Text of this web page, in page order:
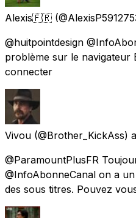
Alexis🇫🇷
@huitpointdesign
problème sur le navigateur
connecter
Vivou (@Brother_KickAss)
@ParamountPlusFR
@InfoAbonneCanal on a
des sous titres. Pouvez